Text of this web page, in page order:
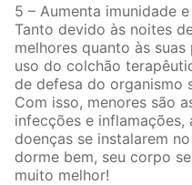
5 – Aumenta imunidade
Tanto devido às noites
melhores quanto às
uso do colchão
de defesa do organismo
Com isso, menores são
infecções e
doenças se instalarem
dorme bem, seu corpo
muito melhor!